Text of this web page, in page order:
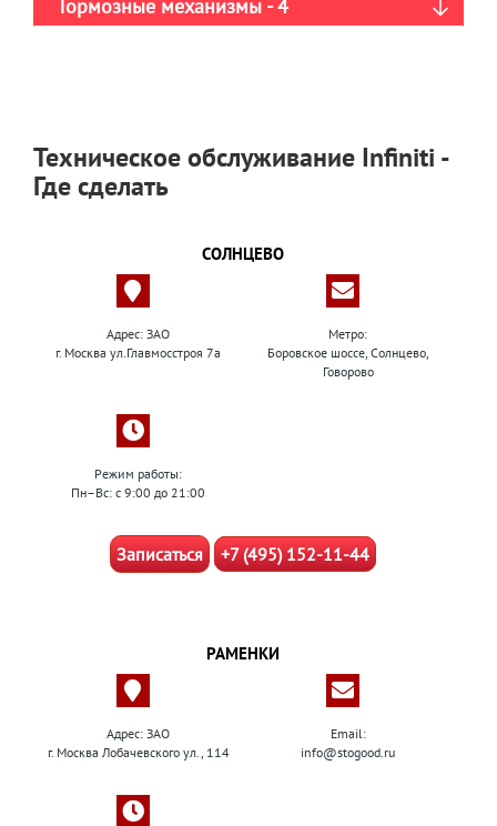
Тормозные механизмы - 4
Техническое обслуживание Infiniti -
Где сделать
СОЛНЦЕВО
Адрес: ЗАО
г. Москва ул.Главмосстроя 7а
Метро:
Боровское шоссе, Солнцево,
Говорово
Режим работы:
Пн–Вс: с 9:00 до 21:00
Записаться +7 (495) 152-11-44
РАМЕНКИ
Адрес: ЗАО
г. Москва Лобачевского ул., 114
Email:
info@stogood.ru